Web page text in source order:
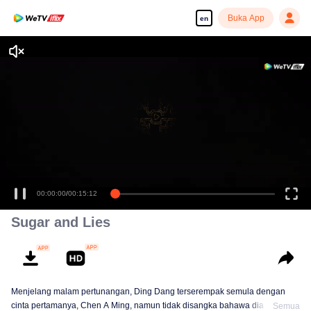
en Buka App
00:00:00/00:15:12
Sugar and Lies
Menjelang malam pertunangan, Ding Dang terserempak semula dengan
cinta pertamanya, Chen A Ming, namun tidak disangka bahawa dia kiniSemua